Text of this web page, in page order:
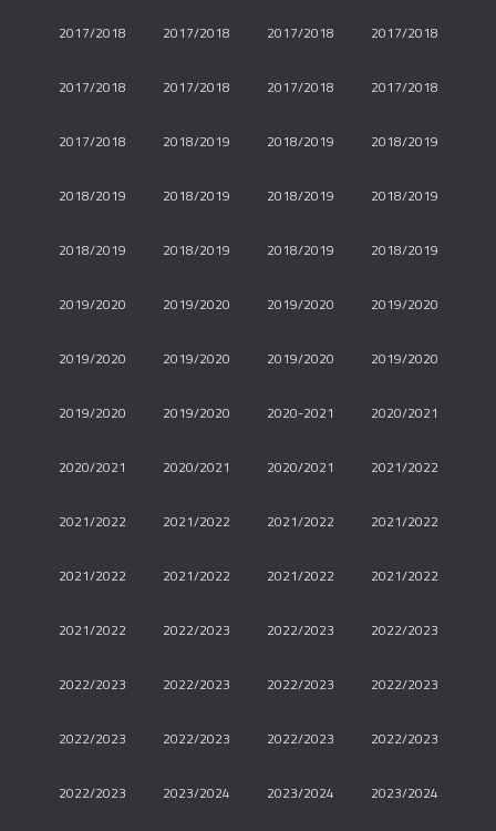
2017/2018 2017/2018 2017/2018 2017/2018
2017/2018 2017/2018 2017/2018 2017/2018
2017/2018 2018/2019 2018/2019 2018/2019
2018/2019 2018/2019 2018/2019 2018/2019
2018/2019 2018/2019 2018/2019 2018/2019
2019/2020 2019/2020 2019/2020 2019/2020
2019/2020 2019/2020 2019/2020 2019/2020
2019/2020 2019/2020 2020-2021 2020/2021
2020/2021 2020/2021 2020/2021 2021/2022
2021/2022 2021/2022 2021/2022 2021/2022
2021/2022 2021/2022 2021/2022 2021/2022
2021/2022 2022/2023 2022/2023 2022/2023
2022/2023 2022/2023 2022/2023 2022/2023
2022/2023 2022/2023 2022/2023 2022/2023
2022/2023 2023/2024 2023/2024 2023/2024